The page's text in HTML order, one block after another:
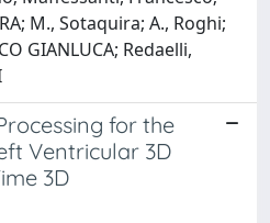
M., Sotaquira; A., Roghi;
GIANLUCA; Redaelli,
for the
Ventricular 3D
3D